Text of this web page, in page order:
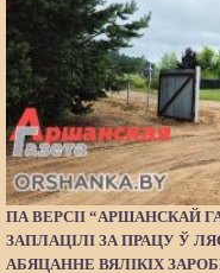
ПА ВЕРСІІ “АРШАНСКАЙ
ЗАПЛАЦІЛІ ЗА ПРАЦУ Ў
АБЯЦАННЕ ВЯЛІКІХ